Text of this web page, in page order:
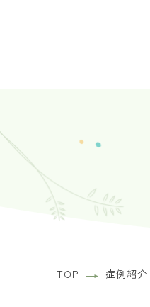
TOP 症例紹介